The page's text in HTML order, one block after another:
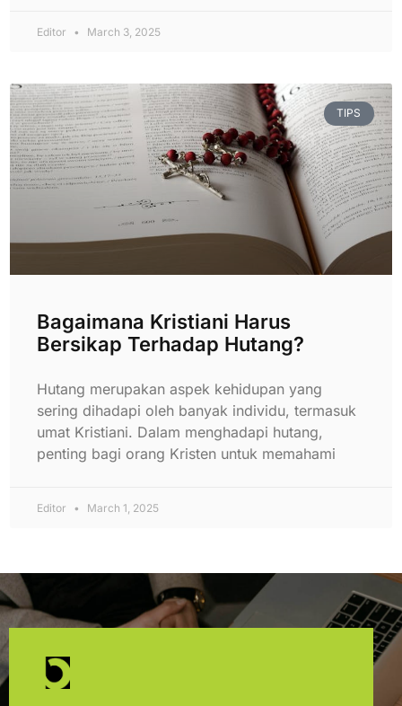
Editor March 3, 2025
TIPS
Bagaimana Kristiani Harus
Bersikap Terhadap Hutang?
Hutang merupakan aspek kehidupan yang
sering dihadapi oleh banyak individu, termasuk
umat Kristiani. Dalam menghadapi hutang,
penting bagi orang Kristen untuk memahami
Editor March 1, 2025